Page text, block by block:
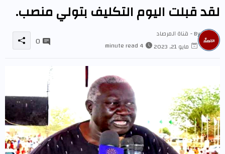
لقد قبلت اليوم التكليف بتولي منصب.
By - قناة المرصاد
مايو 21, 2023
4 minute read
0